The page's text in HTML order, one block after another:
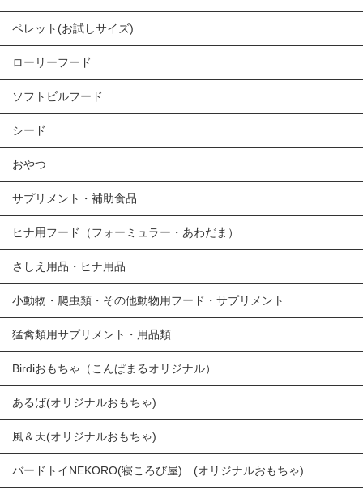
ペレット(お試しサイズ)
ローリーフード
ソフトビルフード
シード
おやつ
サプリメント・補助食品
ヒナ用フード（フォーミュラー・あわだま）
さしえ用品・ヒナ用品
小動物・爬虫類・その他動物用フード・サプリメント
猛禽類用サプリメント・用品類
Birdiおもちゃ（こんぱまるオリジナル）
あるば(オリジナルおもちゃ)
風＆天(オリジナルおもちゃ)
バードトイNEKORO(寝ころび屋) (オリジナルおもちゃ)